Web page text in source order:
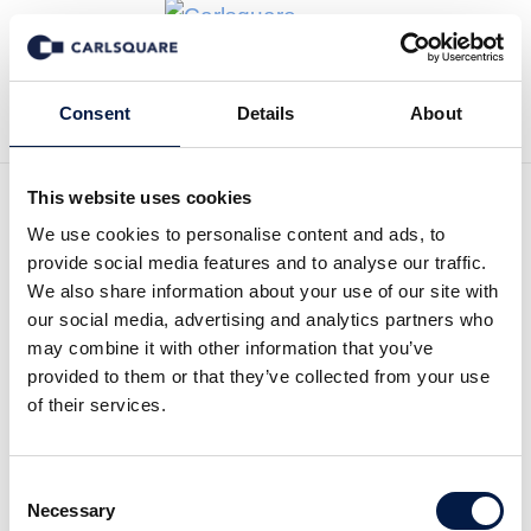
Consent Details About
This website uses cookies
We use cookies to personalise content and ads, to
provide social media features and to analyse our traffic.
We also share information about your use of our site with
our social media, advertising and analytics partners who
may combine it with other information that you’ve
provided to them or that they’ve collected from your use
of their services.
Selection
Necessary
Zurück zur Deal History
Carlsquare hat den DBAG
Fund VIII bei der
Akquisitionsfinanzierung von
Private Equity Fund Vehikel der Deutschen